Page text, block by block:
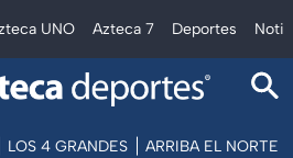
UNO Azteca 7 Deportes
LOS 4 GRANDES ARRIBA EL NORTE